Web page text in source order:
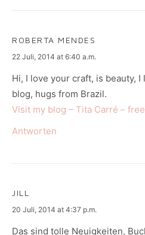
ROBERTA MENDES
says:
22 Juli, 2014 at 6:40 a.m.
Hi, I love your craft, is beauty,
blog, hugs from Brazil.
Visit my blog – Tita Carré –
Antworten
JILL
says:
20 Juli, 2014 at 4:37 p.m.
Das sind tolle Neuigkeiten,